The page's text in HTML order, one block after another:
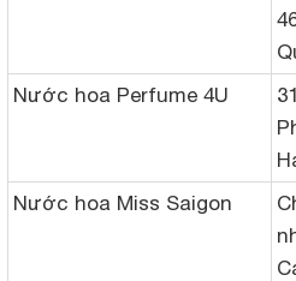
Nước hoa Perfume 4U
Nước hoa Miss Saigon